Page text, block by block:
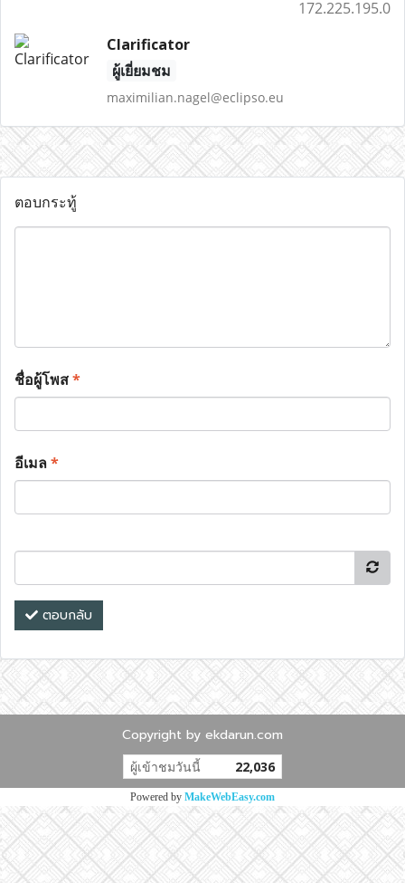
172.225.195.0
Clarificator
ผู้เยี่ยมชม
maximilian.nagel@eclipso.eu
ตอบกระทู้
ชื่อผู้โพส*
อีเมล*
ตอบกลับ
Copyright by ekdarun.com
ผู้เข้าชมวันนี้ 22,036
Powered by MakeWebEasy.com